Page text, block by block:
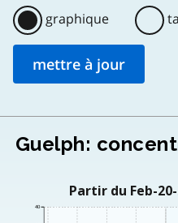
graphique
Guelph:
Partir du Feb-20-
40